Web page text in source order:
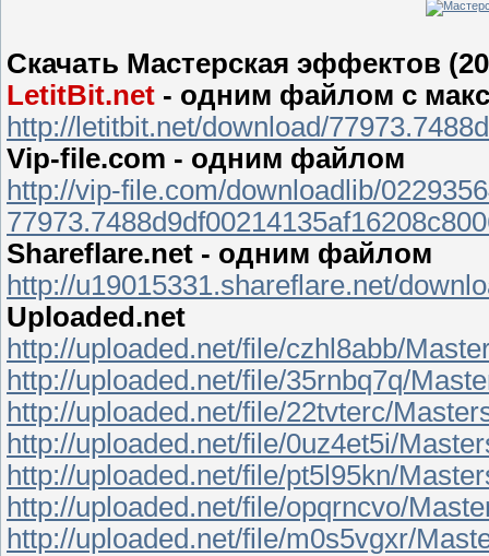
Скачать Мастерская эффектов
LetitBit.net - одним файлом с
http://letitbit.net/download/
Vip-file.com - одним файлом
http://vip-file.com/downloadlib/
Shareflare.net - одним файлом
http://u19015331.shareflare.net/
Uploaded.net
http://uploaded.net/file/czhl8abb/
http://uploaded.net/file/35rnbq7q/
http://uploaded.net/file/22tvterc/
http://uploaded.net/file/0uz4et5i/
http://uploaded.net/file/pt5l95kn/
http://uploaded.net/file/opqrncvo/
http://uploaded.net/file/m0s5vgxr/